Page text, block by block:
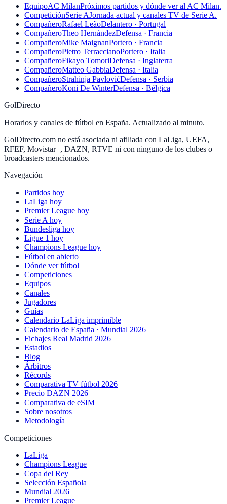
EquipoAC MilanPróximos partidos y dónde ver al AC Milan.
CompeticiónSerie AJornada actual y canales TV de Serie A.
CompañeroRafael LeãoDelantero · Portugal
CompañeroTheo HernándezDefensa · Francia
CompañeroMike MaignanPortero · Francia
CompañeroPietro TerraccianoPortero · Italia
CompañeroFikayo TomoriDefensa · Inglaterra
CompañeroMatteo GabbiaDefensa · Italia
CompañeroStrahinja PavlovićDefensa · Serbia
CompañeroKoni De WinterDefensa · Bélgica
GolDirecto
Horarios y canales de fútbol en España. Actualizado al minuto.
GolDirecto.com no está asociada ni afiliada con LaLiga, UEFA,
RFEF, Movistar+, DAZN, RTVE ni con ninguno de los clubes o
broadcasters mencionados.
Navegación
Partidos hoy
LaLiga hoy
Premier League hoy
Serie A hoy
Bundesliga hoy
Ligue 1 hoy
Champions League hoy
Fútbol en abierto
Dónde ver fútbol
Competiciones
Equipos
Canales
Jugadores
Guías
Calendario LaLiga imprimible
Calendario de España · Mundial 2026
Fichajes Real Madrid 2026
Estadios
Blog
Árbitros
Récords
Comparativa TV fútbol 2026
Precio DAZN 2026
Comparativa de eSIM
Sobre nosotros
Metodología
Competiciones
LaLiga
Champions League
Copa del Rey
Selección Española
Mundial 2026
Premier League